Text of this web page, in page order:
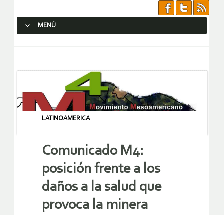
MENÚ
LATINOAMERICA
Comunicado M4:
posición frente a los
daños a la salud que
provoca la minera